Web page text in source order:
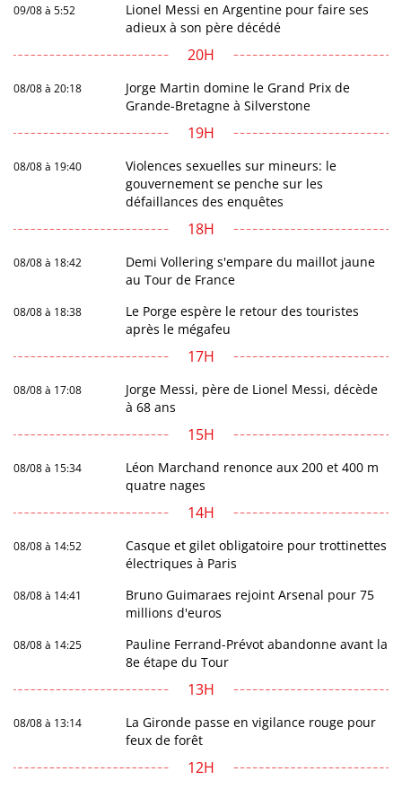
09/08 à 5:52
Lionel Messi en Argentine pour faire ses
adieux à son père décédé
20H
08/08 à 20:18
Jorge Martin domine le Grand Prix de
Grande-Bretagne à Silverstone
19H
08/08 à 19:40
Violences sexuelles sur mineurs: le
gouvernement se penche sur les
défaillances des enquêtes
18H
08/08 à 18:42
Demi Vollering s'empare du maillot jaune
au Tour de France
08/08 à 18:38
Le Porge espère le retour des touristes
après le mégafeu
17H
08/08 à 17:08
Jorge Messi, père de Lionel Messi, décède
à 68 ans
15H
08/08 à 15:34
Léon Marchand renonce aux 200 et 400 m
quatre nages
14H
08/08 à 14:52
Casque et gilet obligatoire pour trottinettes
électriques à Paris
08/08 à 14:41
Bruno Guimaraes rejoint Arsenal pour 75
millions d'euros
08/08 à 14:25
Pauline Ferrand-Prévot abandonne avant la
8e étape du Tour
13H
08/08 à 13:14
La Gironde passe en vigilance rouge pour
feux de forêt
12H